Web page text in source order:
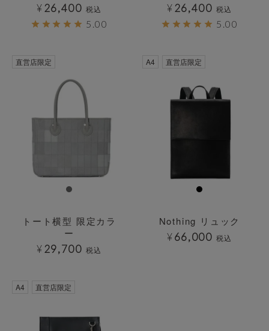
¥ 26,400 税込
5.00
¥ 26,400 税込
5.00
直営店限定
トート横型 限定カラ
ー
¥ 29,700 税込
A4 直営店限定
Nothing リュック
¥66,000 税込
A4 直営店限定